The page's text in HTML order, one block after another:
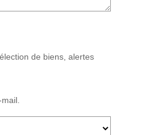
de biens, alertes